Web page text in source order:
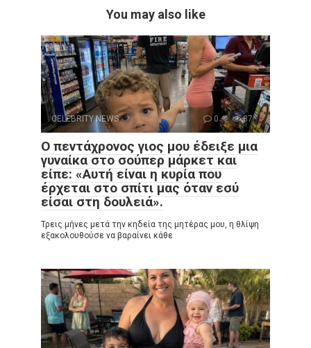
You may also like
CELEBRITY NEWS 0 87
Ο πεντάχρονος γιος μου έδειξε μια
γυναίκα στο σούπερ μάρκετ και
είπε: «Αυτή είναι η κυρία που
έρχεται στο σπίτι μας όταν εσύ
είσαι στη δουλειά».
Τρεις μήνες μετά την κηδεία της μητέρας μου, η θλίψη
εξακολουθούσε να βαραίνει κάθε